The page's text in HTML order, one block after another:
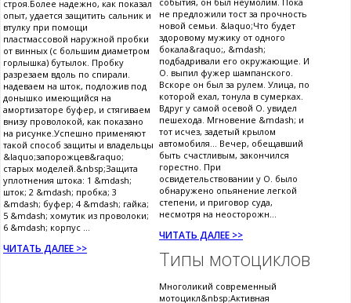
строя.Более надежно, как показал
опыт, удается защитить сальник и
втулку при помощи
пластмассовой наружной пробки
от винных (с большим диаметром
горлышка) бутылок. Пробку
разрезаем вдоль по спирали.
надеваем на шток, подложив под
донышко имеющийся на
амортизаторе буфер, и стягиваем
внизу проволокой, как показано
на рисунке.Успешно применяют
такой способ защиты и владельцы
&laquo;запорожцев&raquo;
старых моделей.&nbsp;Защита
уплотнения штока: 1 &mdash;
шток; 2 &mdash; пробка; 3
&mdash; буфер; 4 &mdash; гайка;
5 &mdash; хомутик из проволоки;
6 &mdash; корпус ...
ЧИТАТЬ ДАЛЕЕ >>
не предложили тост за прочность
новой семьи. &laquo;Что будет
здоровому мужику от одного
бокала&raquo;, &mdash;
подбадривали его окружающие. И
О. выпил фужер шампанского.
Вскоре он был за рулем. Улица, по
которой ехал, тонула в сумерках.
Вдруг у самой осевой О. увидел
пешехода. Мгновение &mdash; и
тот исчез, задетый крылом
автомобиля... Вечер, обещавший
быть счастливым, закончился
горестно. При
освидетельствовании у О. было
обнаружено опьянение легкой
степени, и приговор суда,
несмотря на неосторожн...
ЧИТАТЬ ДАЛЕЕ >>
Типы мотоциклов
Многоликий современный
мотоцикл&nbsp;Активная